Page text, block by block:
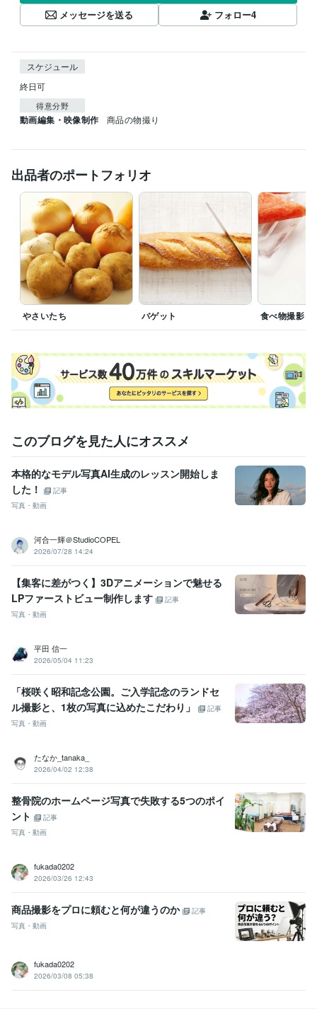
メッセージを送る フォロー4
スケジュール
終日可
得意分野
動画編集・映像制作 商品の物撮り
出品者のポートフォリオ
やさいたち バゲット 食べ物撮影
このブログを見た人にオススメ
本格的なモデル写真AI生成のレッスン開始しま
した！
記事
写真・動画
河合一輝＠StudioCOPEL
2026/07/28 14:24
【集客に差がつく】3Dアニメーションで魅せる
LPファーストビュー制作します
記事
写真・動画
平田 信一
2026/05/04 11:23
「桜咲く昭和記念公園。ご入学記念のランドセ
ル撮影と、1枚の写真に込めたこだわり」
記事
写真・動画
たなか_tanaka_
2026/04/02 12:38
整骨院のホームページ写真で失敗する5つのポイ
ント
記事
写真・動画
fukada0202
2026/03/26 12:43
商品撮影をプロに頼むと何が違うのか
記事
写真・動画
fukada0202
2026/03/08 05:38